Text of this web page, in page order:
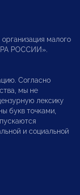
малого
РОССИИ».
Согласно
мы не
лексику
букв точками,
и социальной